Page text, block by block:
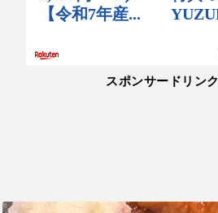
スポンサードリンク